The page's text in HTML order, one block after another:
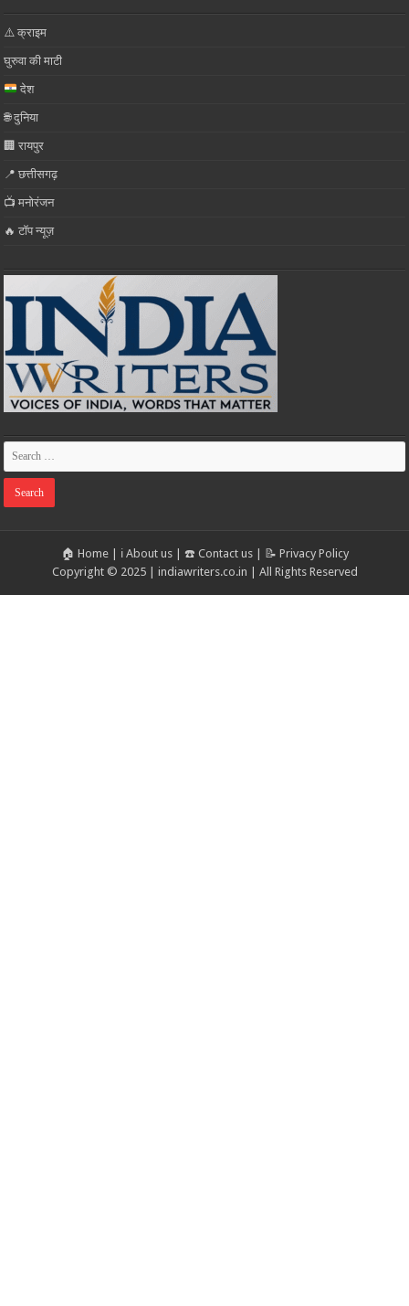
⚠️ क्राइम
घुरुवा की माटी
देश
🌐 दुनिया
🏢 रायपुर
📍 छत्तीसगढ़
📺 मनोरंजन
🔥 टॉप न्यूज़
🏠 Home| ℹ️ About us| ☎️ Contact us| 📝 Privacy Policy
Copyright © 2025 | indiawriters.co.in | All Rights Reserved